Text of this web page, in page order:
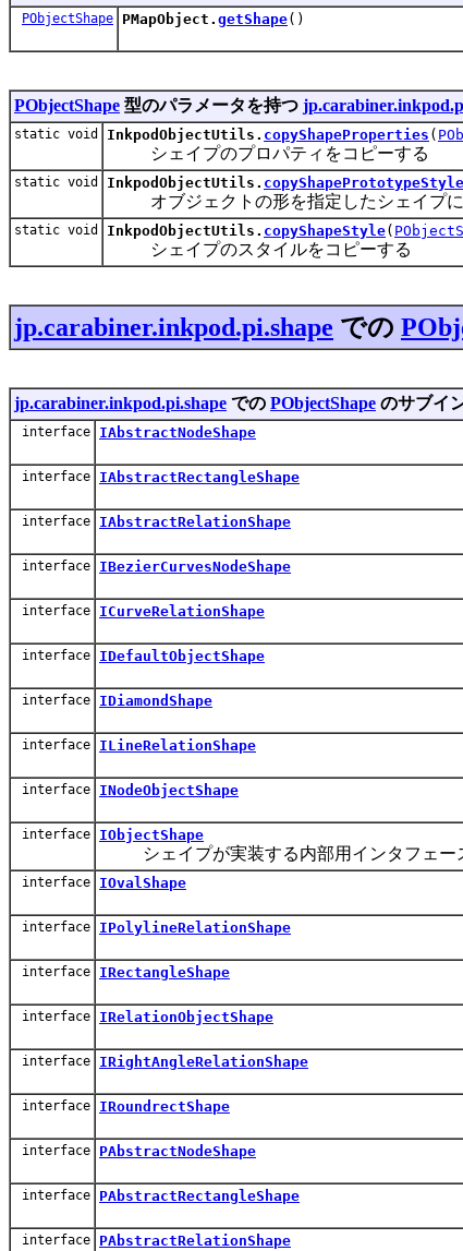
PObjectShape PMapObject. getShape()
PObjectShape 型のパラメータを持つ
static void InkpodObjectUtils. copyShapeProperties (
シェイプのプロパティをコピーする
static void InkpodObjectUtils. copyShapePrototypeStyle
オブジェクトの形を指定したシェイプに
static void InkpodObjectUtils. copyShapeStyle(
シェイプのスタイルをコピーする
jp.carabiner.inkpod.pi.shape での
jp.carabiner.inkpod.pi.shape での PObjectShape のサブイ
interface IAbstractNodeShape
interface IAbstractRectangleShape
interface IAbstractRelationShape
interface IBezierCurvesNodeShape
interface ICurveRelationShape
interface IDefaultObjectShape
interface IDiamondShape
interface ILineRelationShape
interface INodeObjectShape
interface IObjectShape
シェイプが実装する内部用インタフェー
interface IOvalShape
interface IPolylineRelationShape
interface IRectangleShape
interface IRelationObjectShape
interface IRightAngleRelationShape
interface IRoundrectShape
interface PAbstractNodeShape
interface PAbstractRectangleShape
interface PAbstractRelationShape